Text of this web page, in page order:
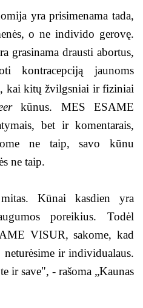
yra prisimenama tada,
o ne individo gerovę.
grasinama drausti abortus,
kontracepciją jaunoms
kai kitų žvilgsniai ir fiziniai
kūnus. MES ESAME
bet ir komentarais,
ne taip, savo kūnu
ne taip.
Kūnai kasdien yra
poreikius. Todėl
VISUR, sakome, kad
ir individualaus.
ir save", - rašoma „Kaunas